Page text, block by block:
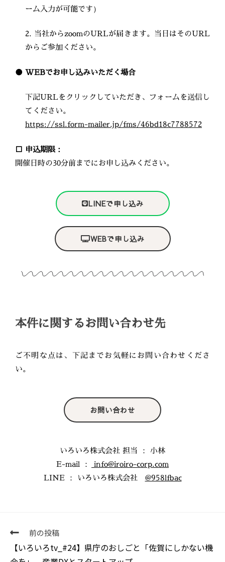
ーム入力が可能です）
2. 当社からzoomのURLが届きます。当日はそのURL
からご参加ください。
● WEBでお申し込みいただく場合
下記URLをクリックしていただき、フォームを送信し
てください。
https://ssl.form-mailer.jp/fms/46bd18c7788572
□ 申込期限：
開催日時の30分前までにお申し込みください。
LINEで申し込み
WEBで申し込み
本件に関するお問い合わせ先
ご不明な点は、下記までお気軽にお問い合わせくださ
い。
お問い合わせ
いろいろ株式会社 担当 ： 小林
E-mail ：
info@iroiro-corp.com
LINE ： いろいろ株式会社 @958lfbac
前の投稿
【いろいろtv_#24】県庁のおしごと「佐賀にしかない機